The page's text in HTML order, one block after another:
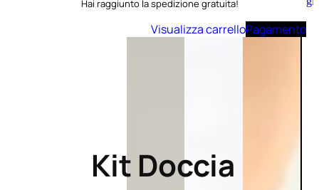
carrello
Hai raggiunto la spedizione gratuita!
Visualizza carrelloPagamento
Kit Doccia